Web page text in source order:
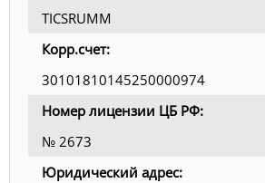
TICSRUMM
Корр.счет:
30101810145250000974
Номер лицензии ЦБ РФ:
№ 2673
Юридический адрес: